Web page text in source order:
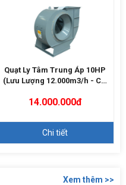
Quạt Ly Tâm Trung Áp 10HP
(Lưu Lượng 12.000m3/h - Cột
14.000.000đ
Chi tiết
Xem thêm >>